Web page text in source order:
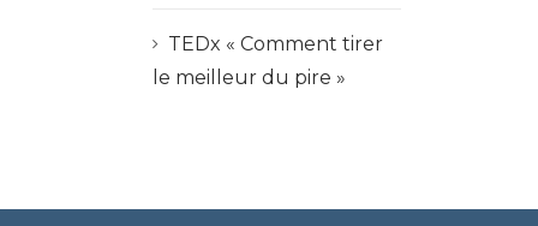
TEDx « Comment tirer
le meilleur du pire »